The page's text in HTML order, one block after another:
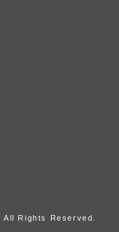
All Rights Reserved.